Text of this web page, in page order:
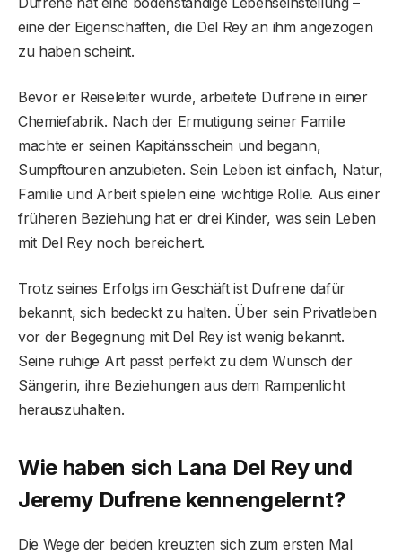
eine der Eigenschaften, die Del Rey an ihm angezogen
zu haben scheint.
Bevor er Reiseleiter wurde, arbeitete Dufrene in einer
Chemiefabrik. Nach der Ermutigung seiner Familie
machte er seinen Kapitänsschein und begann,
Sumpftouren anzubieten. Sein Leben ist einfach, Natur,
Familie und Arbeit spielen eine wichtige Rolle. Aus einer
früheren Beziehung hat er drei Kinder, was sein Leben
mit Del Rey noch bereichert.
Trotz seines Erfolgs im Geschäft ist Dufrene dafür
bekannt, sich bedeckt zu halten. Über sein Privatleben
vor der Begegnung mit Del Rey ist wenig bekannt.
Seine ruhige Art passt perfekt zu dem Wunsch der
Sängerin, ihre Beziehungen aus dem Rampenlicht
herauszuhalten.
Wie haben sich Lana Del Rey und
Jeremy Dufrene kennengelernt?
Die Wege der beiden kreuzten sich zum ersten Mal